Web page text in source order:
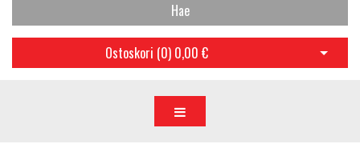
Hae
Ostoskori (0) 0,00 € Avaa